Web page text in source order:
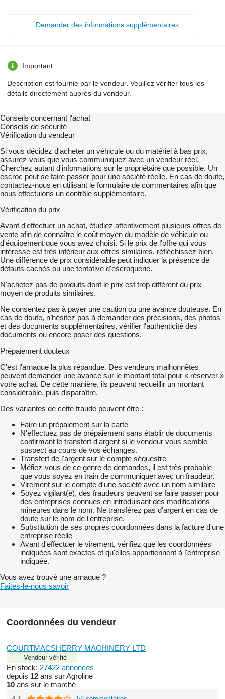
Demander des informations supplémentaires
Important
Description est fournie par le vendeur. Veuillez vérifier tous les
détails directement auprès du vendeur.
Conseils concernant l'achat
Conseils de sécurité
Vérification du vendeur
Si vous décidez d'acheter un véhicule ou du matériel à bas prix,
assurez-vous que vous communiquez avec un vendeur réel.
Cherchez autant d'informations sur le propriétaire que possible. Un
escroc peut se faire passer pour une société réelle. En cas de doute,
contactez-nous en utilisant le formulaire de commentaires afin que
nous effectuions un contrôle supplémentaire.
Vérification du prix
Avant d'effectuer un achat, étudiez attentivement plusieurs offres de
vente afin de connaître le coût moyen du modèle de véhicule ou
d'équipement que vous avez choisi. Si le prix de l'offre qui vous
intéresse est très inférieur aux offres similaires, réfléchissez bien.
Une différence de prix considérable peut indiquer la présence de
défauts cachés ou une tentative d'escroquerie.
N'achetez pas de produits dont le prix est trop différent du prix
moyen de produits similaires.
Ne consentez pas à payer une caution ou une avance douteuse. En
cas de doute, n’hésitez pas à demander des précisions, des photos
et des documents supplémentaires, vérifier l'authenticité des
documents ou encore poser des questions.
Prépaiement douteux
C'est l'arnaque la plus répandue. Des vendeurs malhonnêtes
peuvent demander une avance sur le montant total pour « réserver »
votre achat. De cette manière, ils peuvent recueillir un montant
considérable, puis disparaître.
Des variantes de cette fraude peuvent être :
Faire un prépaiement sur la carte
N'effectuez pas de prépaiement sans établir de documents
confirmant le transfert d'argent si le vendeur vous semble
suspect au cours de vos échanges.
Transfert de l'argent sur le compte séquestre
Méfiez-vous de ce genre de demandes, il est très probable
que vous soyez en train de communiquer avec un fraudeur.
Virement sur le compte d'une société avec un nom similaire
Soyez vigilant(e), des fraudeurs peuvent se faire passer pour
des entreprises connues en introduisant des modifications
mineures dans le nom. Ne transférez pas d'argent en cas de
doute sur le nom de l'entreprise.
Substitution de ses propres coordonnées dans la facture d'une
entreprise réelle
Avant d'effectuer le virement, vérifiez que les coordonnées
indiquées sont exactes et qu'elles appartiennent à l'entreprise
indiquée.
Vous avez trouvé une arnaque ?
Faites-le-nous savoir
Coordonnées du vendeur
COURTMACSHERRY MACHINERY LTD
Vendeur vérifié
En stock: 27422 annonces
depuis 12 ans sur Agroline
10 ans sur le marché